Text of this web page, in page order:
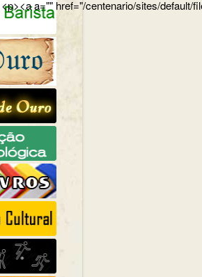
a="" href="/centenario/sites/